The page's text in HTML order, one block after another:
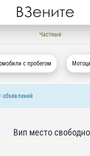
Частные
с пробегом
объявлений
Вип место свободно